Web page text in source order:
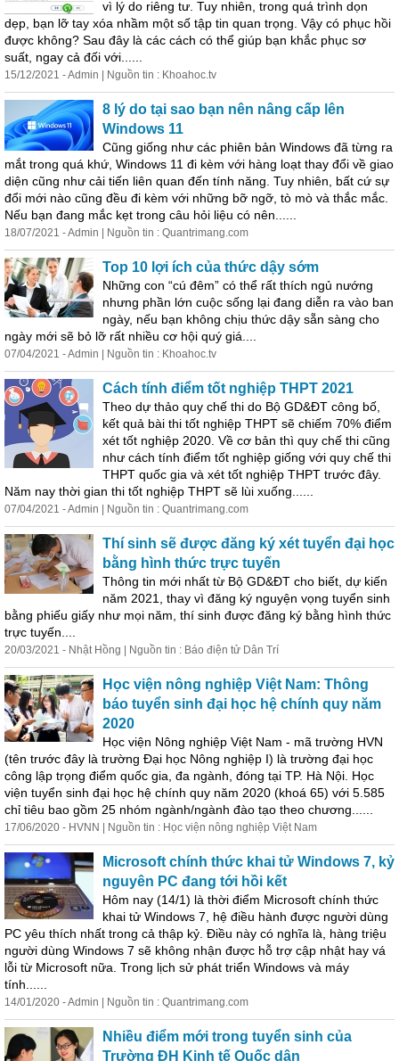
vì lý do riêng tư. Tuy nhiên, trong quá trình dọn
dẹp, bạn lỡ tay xóa nhầm một số tập tin quan trọng. Vậy có phục hồi
được không? Sau đây là các cách có thể giúp bạn khắc phục sơ
suất, ngay cả đối với......
15/12/2021 - Admin | Nguồn tin : Khoahoc.tv
8 lý do tại sao bạn nên nâng cấp lên
Windows 11
Cũng giống như các phiên bản Windows đã từng ra
mắt trong quá khứ, Windows 11 đi kèm với hàng loạt thay đổi về giao
diện cũng như cải tiến liên quan đến tính năng. Tuy nhiên, bất cứ sự
đổi mới nào cũng đều đi kèm với những bỡ ngỡ, tò mò và thắc mắc.
Nếu bạn đang mắc kẹt trong câu hỏi liệu có nên......
18/07/2021 - Admin | Nguồn tin : Quantrimang.com
Top 10 lợi ích của thức dậy sớm
Những con “cú đêm” có thể rất thích ngủ nướng
nhưng phần lớn cuộc sống lại đang diễn ra vào ban
ngày, nếu bạn không chịu thức dậy sẵn sàng cho
ngày mới sẽ bỏ lỡ rất nhiều cơ hội quý giá....
07/04/2021 - Admin | Nguồn tin : Khoahoc.tv
Cách tính điểm tốt nghiệp THPT 2021
Theo dự thảo quy chế thi do Bộ GD&ĐT công bố,
kết quả bài thi tốt nghiệp THPT sẽ chiếm 70% điểm
xét tốt nghiệp 2020. Về cơ bản thì quy chế thi cũng
như cách tính điểm tốt nghiệp giống với quy chế thi
THPT quốc gia và xét tốt nghiệp THPT trước đây.
Năm nay thời gian thi tốt nghiệp THPT sẽ lùi xuống......
07/04/2021 - Admin | Nguồn tin : Quantrimang.com
Thí sinh sẽ được đăng ký xét tuyển đại học
bằng hình thức trực tuyến
Thông tin mới nhất từ Bộ GD&ĐT cho biết, dự kiến
năm 2021, thay vì đăng ký nguyện vọng tuyển sinh
bằng phiếu giấy như mọi năm, thí sinh được đăng ký bằng hình thức
trực tuyến....
20/03/2021 - Nhật Hồng | Nguồn tin : Báo điện tử Dân Trí
Học viện nông nghiệp Việt Nam: Thông
báo tuyển sinh đại học hệ chính quy năm
2020
Học viện Nông nghiệp Việt Nam - mã trường HVN
(tên trước đây là trường Đại học Nông nghiệp I) là trường đại học
công lập trọng điểm quốc gia, đa ngành, đóng tại TP. Hà Nội. Học
viện tuyển sinh đại học hệ chính quy năm 2020 (khoá 65) với 5.585
chỉ tiêu bao gồm 25 nhóm ngành/ngành đào tạo theo chương......
17/06/2020 - HVNN | Nguồn tin : Học viện nông nghiệp Việt Nam
Microsoft chính thức khai tử Windows 7, kỷ
nguyên PC đang tới hồi kết
Hôm nay (14/1) là thời điểm Microsoft chính thức
khai tử Windows 7, hệ điều hành được người dùng
PC yêu thích nhất trong cả thập kỷ. Điều này có nghĩa là, hàng triệu
người dùng Windows 7 sẽ không nhận được hỗ trợ cập nhật hay vá
lỗi từ Microsoft nữa. Trong lịch sử phát triển Windows và máy
tính......
14/01/2020 - Admin | Nguồn tin : Quantrimang.com
Nhiều điểm mới trong tuyển sinh của
Trường ĐH Kinh tế Quốc dân